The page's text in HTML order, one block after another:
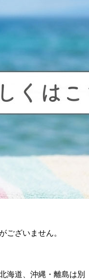
ございません。
海道、沖縄・離島は別